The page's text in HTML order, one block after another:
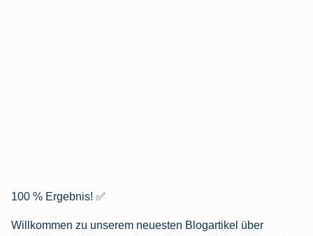
100 % Ergebnis! ✅
Willkommen zu unserem neuesten Blogartikel über